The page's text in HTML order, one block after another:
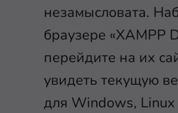
незамысловата.
браузере «XAMPP
перейдите на их
увидеть текущую
для Windows, Linux